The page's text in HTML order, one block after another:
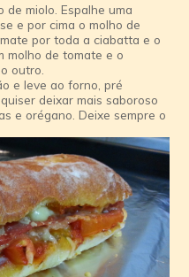
miolo. Espalhe uma
e por cima o molho de
por toda a ciabatta e o
molho de tomate e o
outro.
e leve ao forno, pré
deixar mais saboroso
e orégano. Deixe sempre o